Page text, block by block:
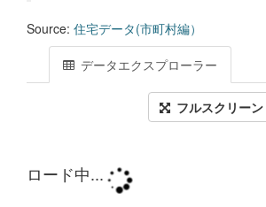
Source: 住宅データ(市町村編）
データエクスプローラー
フルスクリーン